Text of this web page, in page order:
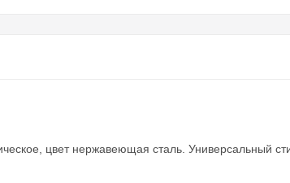
цвет нержавеющая сталь. Универсальный